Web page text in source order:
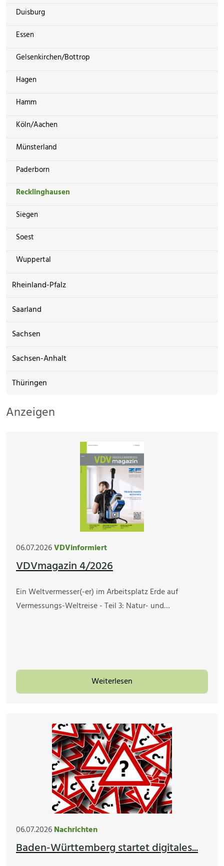
Duisburg
Essen
Gelsenkirchen/Bottrop
Hagen
Hamm
Köln/Aachen
Münsterland
Paderborn
Recklinghausen
Siegen
Soest
Wuppertal
Rheinland-Pfalz
Saarland
Sachsen
Sachsen-Anhalt
Thüringen
Anzeigen
06.07.2026VDVinformiert
VDVmagazin 4/2026
Ein Weltvermesser(-er) im Arbeitsplatz Erde auf
Vermessungs-Weltreise - Teil 3: Natur- und…
Weiterlesen
06.07.2026Nachrichten
Baden-Württemberg startet digitales...